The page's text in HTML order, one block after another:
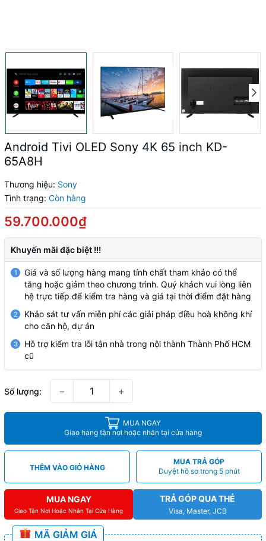
Android Tivi OLED Sony 4K 65 inch KD-
65A8H
Thương hiệu: Sony
Tình trạng: Còn hàng
59.700.000₫
Khuyến mãi đặc biệt !!!
1
Giá và số lượng hàng mang tính chất tham khảo có thể
tăng hoặc giảm theo chương trình. Quý khách vui lòng liên
hệ trực tiếp để kiểm tra hàng và giá tại thời điểm đặt hàng
2
Khảo sát tư vấn miễn phí các giải pháp điều hoà không khí
cho căn hộ, dự án
3
Hỗ trợ kiểm tra lỗi tận nhà trong nội thành Thành Phố HCM
cũ
Số lượng: − +
MUA NGAY
Giao hàng tận nơi hoặc nhận tại cửa hàng
THÊM VÀO GIỎ HÀNG
MUA TRẢ GÓP
Duyệt hồ sơ trong 5 phút
MUA NGAY
Giao Tận Nơi Hoặc Nhận Tại Cửa Hàng
TRẢ GÓP QUA THẺ
Visa, Master, JCB
MÃ GIẢM GIÁ